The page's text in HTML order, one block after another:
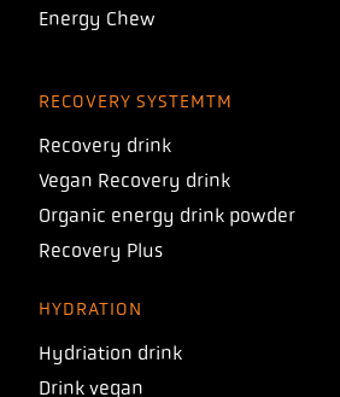
Energy Chew
RECOVERY SYSTEMTM
Recovery drink
Vegan Recovery drink
Organic energy drink powder
Recovery Plus
HYDRATION
Hydriation drink
Drink vegan